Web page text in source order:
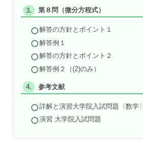
第８問（微分方程式）
解答の方針とポイント１
解答例１
解答の方針とポイント２
解答例２（(2)のみ）
参考文献
詳解と演習大学院入試問題〈数学〉
演習 大学院入試問題